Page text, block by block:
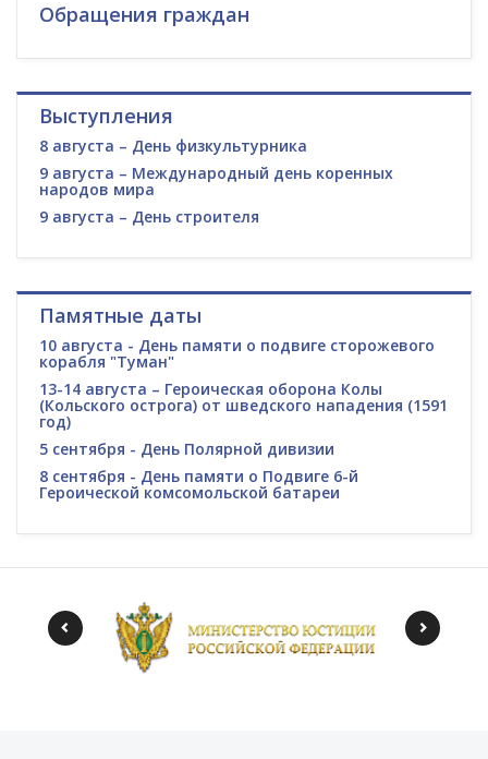
Обращения граждан
Выступления
8 августа – День физкультурника
9 августа – Международный день коренных
народов мира
9 августа – День строителя
Памятные даты
10 августа - День памяти о подвиге сторожевого
корабля "Туман"
13-14 августа – Героическая оборона Колы
(Кольского острога) от шведского нападения (1591
год)
5 сентября - День Полярной дивизии
8 сентября - День памяти о Подвиге 6-й
Героической комсомольской батареи